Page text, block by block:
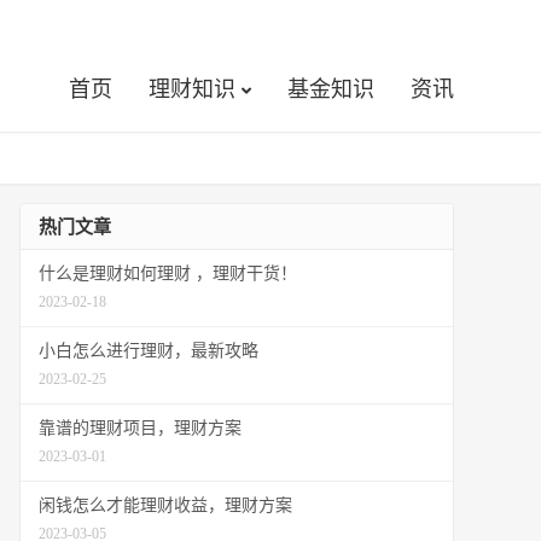
首页 理财知识 基金知识 资讯
热门文章
什么是理财如何理财 ，理财干货！
2023-02-18
小白怎么进行理财，最新攻略
2023-02-25
靠谱的理财项目，理财方案
2023-03-01
闲钱怎么才能理财收益，理财方案
2023-03-05